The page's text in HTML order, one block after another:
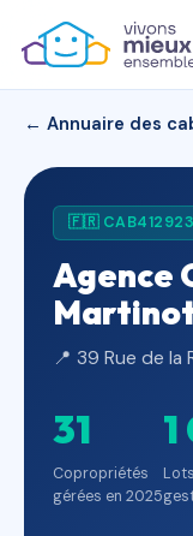
← Annuaire des
🇫🇷
Agence
📍 39 Rue de la
31
Copropriétés
gérées en 2025
1